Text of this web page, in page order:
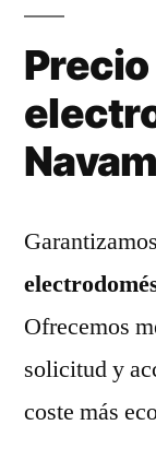
Ofrecemos
solicitud y
coste más